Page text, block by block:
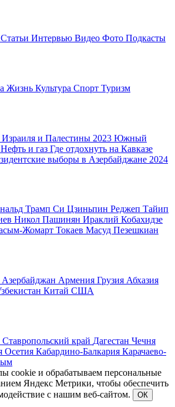
Статьи Интервью Видео Фото Подкасты
Жизнь Культура Спорт Туризм
и Палестины 2023 Южный
Нефть и газ Где отдохнуть на Кавказе
выборы в Азербайджане 2024
Трамп Си Цзиньпин Реджеп Тайип
Никол Пашинян Ираклий Кобахидзе
Жомарт Токаев Масуд Пезешкиан
Азербайджан Армения Грузия Абхазия
Китай США
Ставропольский край Дагестан Чечня
Осетия Кабардино-Балкария Карачаево-
cookie и обрабатываем персональные
Яндекс Метрики, чтобы обеспечить
с нашим веб-сайтом.
ОК